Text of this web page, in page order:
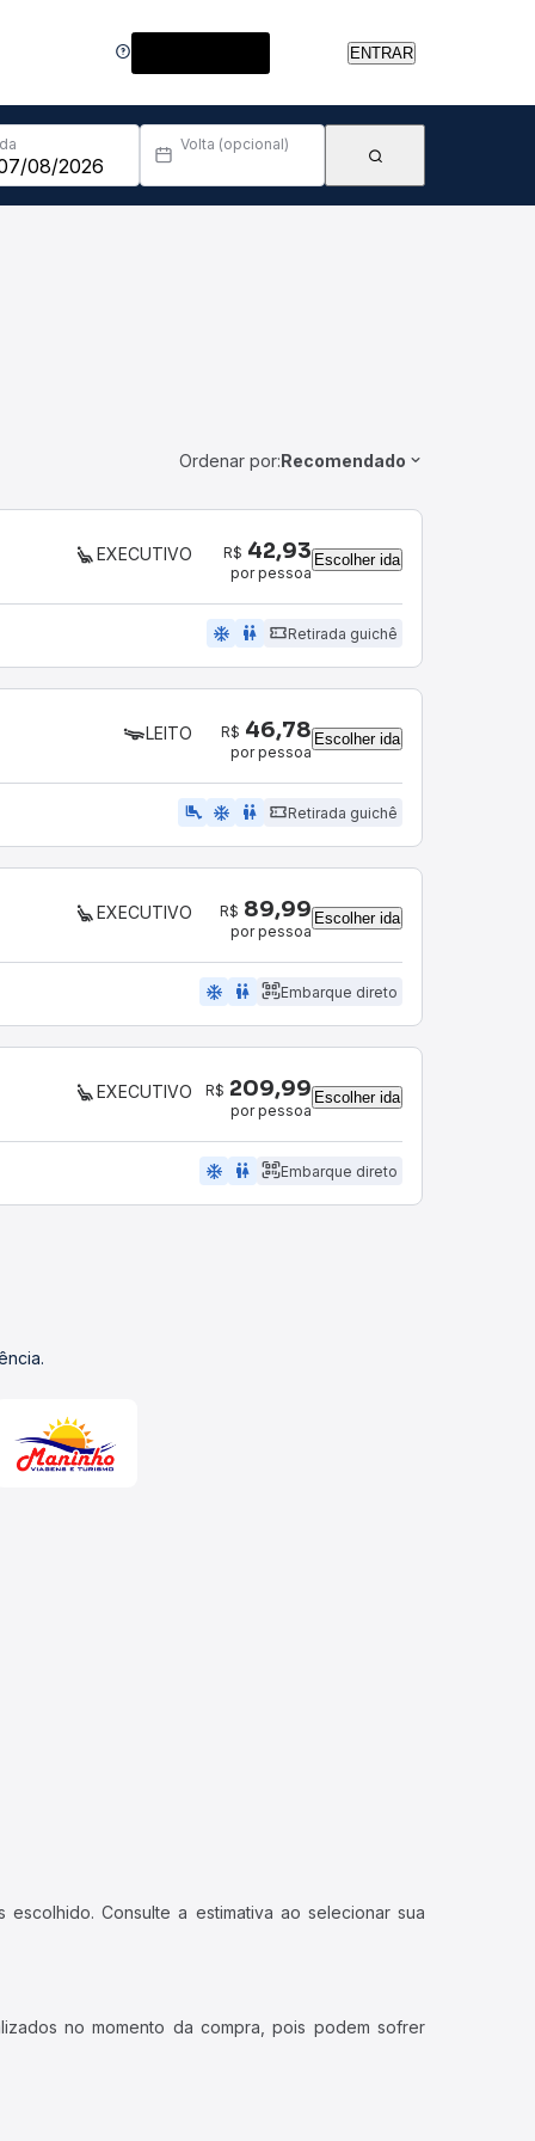
ENTRAR
Volta (opcional)
Ordenar por:Recomendado
EXECUTIVO R$ 42,93
por pessoa
Escolher ida
ac_unit wc Retirada guichê
LEITO R$ 46,78
por pessoa
Escolher ida
airline_seat_legroom_extra ac_unit wc Retirada guichê
EXECUTIVO R$ 89,99
por pessoa
Escolher ida
ac_unit wc Embarque direto
EXECUTIVO R$ 209,99
por pessoa
Escolher ida
ac_unit wc Embarque direto
Consulte a estimativa ao selecionar sua
no momento da compra, pois podem sofrer